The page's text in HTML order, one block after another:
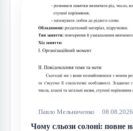
Павло Мельниченко 08.08.2026
Чому сльози солоні: повне